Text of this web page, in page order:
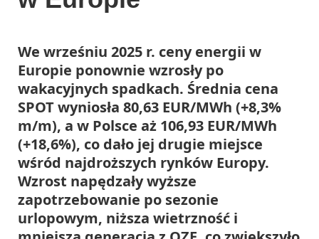
We wrześniu 2025 r. ceny energii w
Europie ponownie wzrosły po
wakacyjnych spadkach. Średnia cena
SPOT wyniosła 80,63 EUR/MWh (+8,3%
m/m), a w Polsce aż 106,93 EUR/MWh
(+18,6%), co dało jej drugie miejsce
wśród najdroższych rynków Europy.
Wzrost napędzały wyższe
zapotrzebowanie po sezonie
urlopowym, niższa wietrzność i